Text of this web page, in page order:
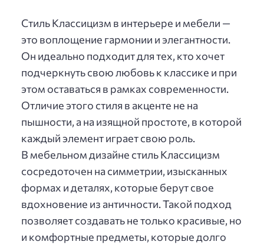
Стиль Классицизм в интерьере и мебели —
это воплощение гармонии и элегантности.
Он идеально подходит для тех, кто хочет
подчеркнуть свою любовь к классике и при
этом оставаться в рамках современности.
Отличие этого стиля в акценте не на
пышности, а на изящной простоте, в которой
каждый элемент играет свою роль.
В мебельном дизайне стиль Классицизм
сосредоточен на симметрии, изысканных
формах и деталях, которые берут свое
вдохновение из античности. Такой подход
позволяет создавать не только красивые, но
и комфортные предметы, которые долго